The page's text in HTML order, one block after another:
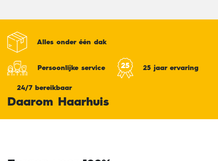
Daarom Haarhuis
Alles onder één dak
Persoonlijke service 25 jaar ervaring
24/7 bereikbaar